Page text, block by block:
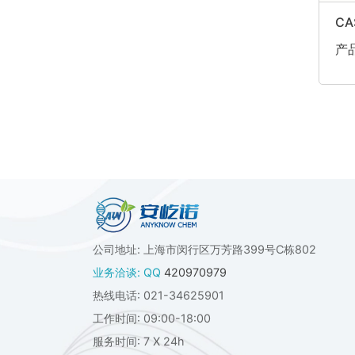
产
公司地址: 上海市闵行区万芳路399号C栋802
业务洽谈: QQ 420970979
热线电话: 021-34625901
工作时间: 09:00-18:00
服务时间: 7 X 24h